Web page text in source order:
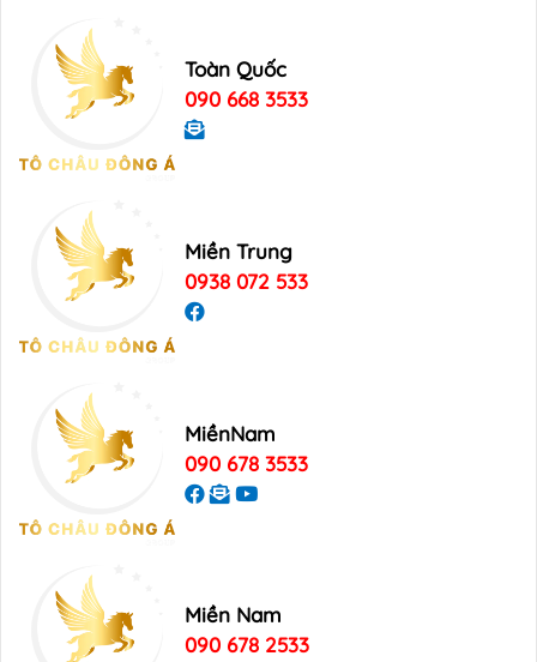
Toàn Quốc
090 668 3533
Miền Trung
0938 072 533
MiềnNam
090 678 3533
Miền Nam
090 678 2533